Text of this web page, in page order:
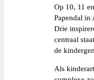
Op 10, 11
Papendal in
Drie
centraal
de
Als